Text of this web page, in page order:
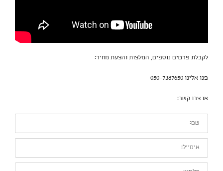
לקבלת פרטים נוספים, המלצות והצעת מחיר:
פנו אלינו 050-7387650
או צרו קשר:
שם:
אימייל:
טלפון: